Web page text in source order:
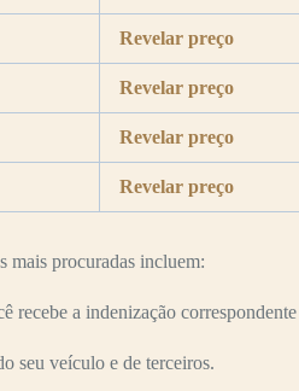
Revelar preço
Revelar preço
Revelar preço
Revelar preço
mais procuradas incluem:
a indenização
seu veículo e de terceiros.